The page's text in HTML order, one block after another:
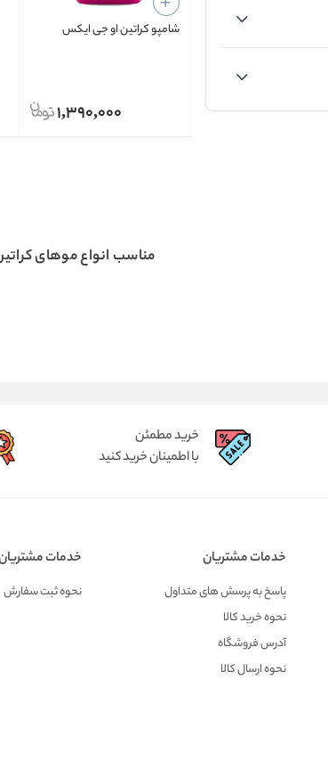
شامپو کراتین او جی‌ ایکس
1,390,000
مناسب انواع موهای
خرید مطمئن
با اطمینان خرید کنید
خدمات مشتریان
پاسخ به پرسش های متداول
نحوه خرید کالا
آدرس فروشگاه
نحوه ارسال کالا
خدمات
نحوه ثبت سفارش